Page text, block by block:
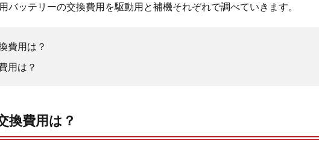
バッテリーの交換費用を駆動用と補機それぞれで調べていきます。
費用は？
用は？
換費用は？